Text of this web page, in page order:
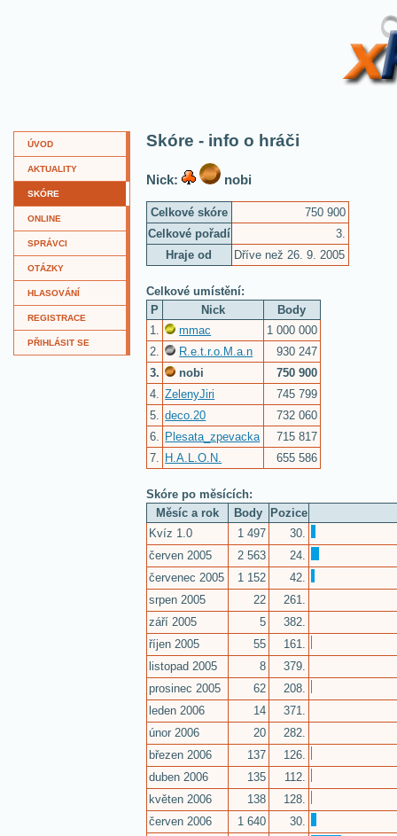
ÚVOD
AKTUALITY
SKÓRE
ONLINE
SPRÁVCI
OTÁZKY
HLASOVÁNÍ
REGISTRACE
PŘIHLÁSIT SE
Skóre - info o hráči
Nick: nobi
Celkové skóre
750 900
Celkové pořadí
3.
Hraje od
Dříve než 26. 9. 2005
Celkové umístění:
P
Nick
Body
1.
mmac
1 000 000
2.
R.e.t.r.o.M.a.n
930 247
3.
nobi
750 900
4.
ZelenyJiri
745 799
5.
deco.20
732 060
6.
Plesata_zpevacka
715 817
7.
H.A.L.O.N. 655 586
Skóre po měsících:
Měsíc a rok
Body
Pozice
Kvíz 1.0
1 497
30.
červen 2005
2 563
24.
červenec 2005
1 152
42.
srpen 2005
22
261.
září 2005
5
382.
říjen 2005
55
161.
listopad 2005
8
379.
prosinec 2005
62
208.
leden 2006
14
371.
únor 2006
20
282.
březen 2006
137
126.
duben 2006
135
112.
květen 2006
138
128.
červen 2006
1 640
30.